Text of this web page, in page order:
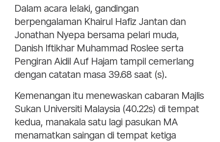
Dalam acara lelaki, gandingan
berpengalaman Khairul Hafiz Jantan dan
Jonathan Nyepa bersama pelari muda,
Danish Iftikhar Muhammad Roslee serta
Pengiran Aidil Auf Hajam tampil cemerlang
dengan catatan masa 39.68 saat (s).
Kemenangan itu menewaskan cabaran Majlis
Sukan Universiti Malaysia (40.22s) di tempat
kedua, manakala satu lagi pasukan MA
menamatkan saingan di tempat ketiga